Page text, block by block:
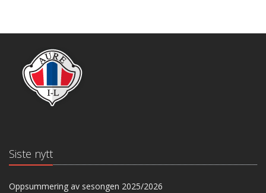
Siste nytt
Oppsummering av sesongen 2025/2026